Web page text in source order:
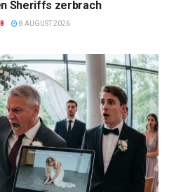
Sheriffs zerbrach
8 AUGUST 2026